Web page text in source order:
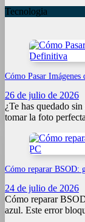
Tecnologia
Cómo Pasar
26 de julio de 2026
¿Te has quedado
tomar la foto
Cómo reparar BSOD:
24 de julio de 2026
Cómo reparar
azul. Este error